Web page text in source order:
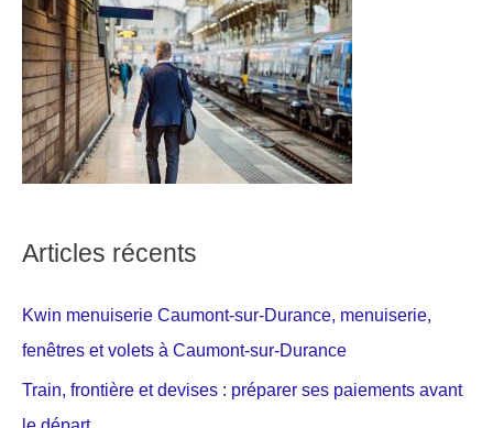
Articles récents
Kwin menuiserie Caumont-sur-Durance, menuiserie,
fenêtres et volets à Caumont-sur-Durance
Train, frontière et devises : préparer ses paiements avant